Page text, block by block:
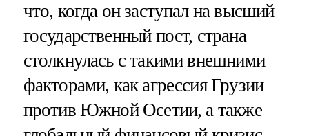
что, когда он заступал на высший
государственный пост, страна
столкнулась с такими внешними
факторами, как агрессия Грузии
против Южной Осетии, а также